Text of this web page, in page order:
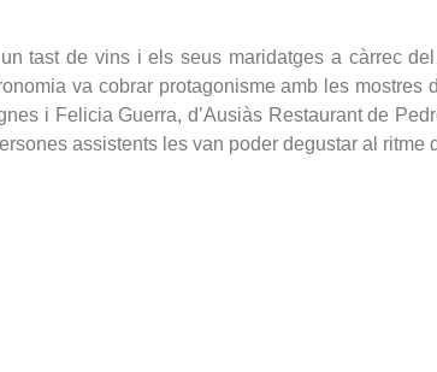
tast de vins i els seus maridatges a càrrec
va cobrar protagonisme amb les
i Felicia Guerra, d’Ausiàs Restaurant de
assistents les van poder degustar al